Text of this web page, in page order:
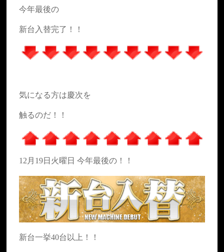
今年最後の
新台入替完了！！
気になる方は慶次を
触るのだ！！
12月19日火曜日 今年最後の！！
新台一挙40台以上！！